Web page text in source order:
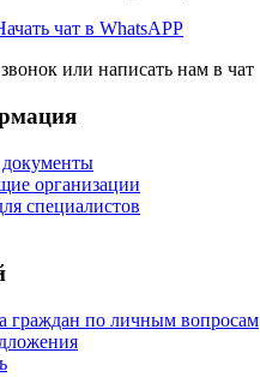
или написать нам в чат
организации
специалистов
граждан по личным вопросам